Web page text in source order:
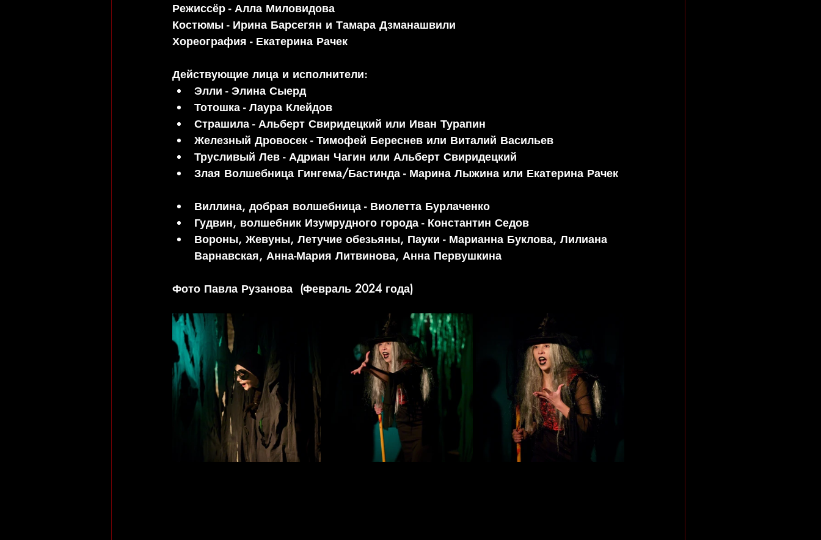
Режиссёр - Алла Миловидова
Костюмы - Ирина Барсегян и Тамара Дзманашвили
Хореография - Екатерина Рачек
Действующие лица и исполнители:
Элли - Элина Сыерд
Тотошка - Лаура Клейдов
Страшила - Альберт Свиридецкий или Иван Турапин
Железный Дровосек - Тимофей Береснев или Виталий Васильев
Трусливый Лев - Адриан Чагин или Альберт Свиридецкий
Злая Волшебница Гингема/Бастинда - Марина Лыжина или Екатерина Рачек
Виллина, добрая волшебница - Виолетта Бурлаченко
Гудвин, волшебник Изумрудного города - Константин Седов
Вороны, Жевуны, Летучие обезьяны, Пауки - Марианна Буклова, Лилиана
Варнавская, Анна-Мария Литвинова, Анна Первушкина
Фото Павла Рузанова  (Февраль 2024 года)